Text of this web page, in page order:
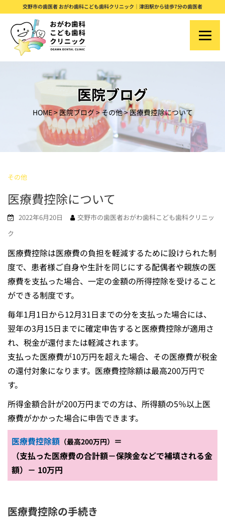
t
交野市の歯医者 おがわ歯科こども歯科クリニック｜津田駅から徒歩7分の歯医者
医院ブログ
HOME>医院ブログ>その他>医療費控除について
その他
医療費控除について
2022年6月20日
交野市の歯医者おがわ歯科こども歯科クリニッ
ク
医療費控除は医療費の負担を軽減するために設けられた制
度で、患者様ご自身や生計を同じにする配偶者や親族の医
療費を支払った場合、一定の金額の所得控除を受けること
ができる制度です。
毎年1月1日から12月31日までの分を支払った場合には、
翌年の3月15日までに確定申告すると医療費控除が適用さ
れ、税金が還付または軽減されます。
支払った医療費が10万円を超えた場合、その医療費が税金
の還付対象になります。医療費控除額は最高200万円で
す。
所得金額合計が200万円までの方は、所得額の5％以上医
療費がかかった場合に申告できます。
医療費控除額 （最高200万円） ＝
（支払った医療費の合計額－保険金などで補填される金
額）－ 10万円
医療費控除の手続き